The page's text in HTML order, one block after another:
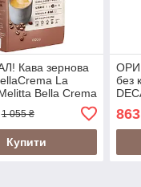
Кава зернова
La
Bella Crema
1 055 ₴
Купити
без
863